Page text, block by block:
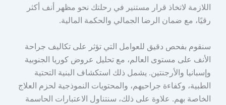
اللازمة لاتخاذ قرار مستنير في رحلتك نحو مظهر أنف أكثر
رقيًا، مع ضمان الرضا الجمالي والحكمة المالية.
سنقوم بفحص دقيق للعوامل التي تؤثر على تكاليف جراحة
الأنف على مستوى العالم، مع تحليل عروض كوريا الجنوبية
وإسبانيا والأرجنتين. يشمل ذلك استكشاف البنية التحتية
الطبية، وكفاءة جراحيهم، والمحتويات النموذجية لحزم العلاج
الخاصة بهم. علاوة على ذلك، سنتناول الاعتبارات الحاسمة